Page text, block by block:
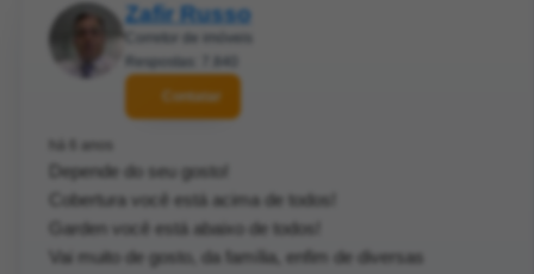
Zafir Russo
Contatar
Depende do seu gosto!
Cobertura você está acima de todos!
Garden você está abaixo de todos!
Vai muito de gosto, da família, enfim de diversas